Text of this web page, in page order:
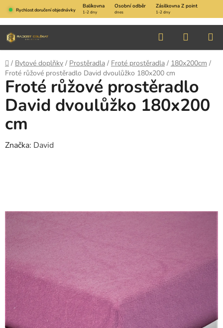
Přejít
na
obsah
Rychlost doručení objednávky
Balíkovna Osobní odběr Zásilkovna Z point
1-2 dny dnes 1-2 dny
Hledat
KOŠÍK
Domů
/ Bytové doplňky / Prostěradla / Froté prostěradla / 180x200cm /
Froté růžové prostěradlo David dvoulůžko 180x200 cm
Froté růžové prostěradlo
David dvoulůžko 180x200
cm
Značka: David